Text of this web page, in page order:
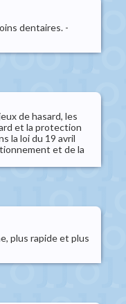
dentaires. -
de hasard, les
et la protection
la loi du 19 avril
et de la
plus rapide et plus